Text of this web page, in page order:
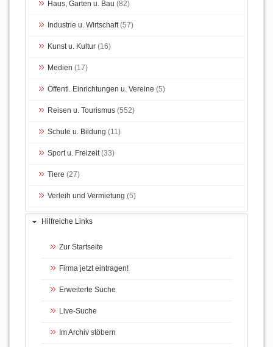
Haus, Garten u. Bau (82)
Industrie u. Wirtschaft(57)
Kunst u. Kultur (16)
Medien (17)
Öffentl. Einrichtungen u. Vereine (5)
Reisen u. Tourismus (552)
Schule u. Bildung (11)
Sport u. Freizeit(33)
Tiere (27)
Verleih und Vermietung (5)
Hilfreiche Links
Zur Startseite
Firma jetzt eintragen!
Erweiterte Suche
Live-Suche
Im Archiv stöbern